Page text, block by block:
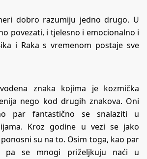
dobro razumiju jedno drugo. U
povezati, i tjelesno i emocionalno i
i Raka s vremenom postaje sve
znaka kojima je kozmička
nego kod drugih znakova. Oni
par fantastično se snalaziti u
Kroz godine u vezi se jako
su na to. Osim toga, kao par
pa se mnogi priželjkuju naći u